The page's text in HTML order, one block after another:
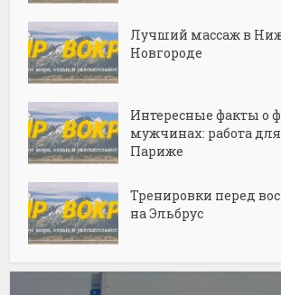
Лучший массаж в
Новгороде
Интересные факты о
мужчинах: работа
Париже
Тренировки перед
на Эльбрус